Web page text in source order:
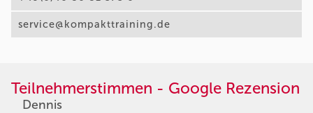
service@kompakttraining.de
Teilnehmerstimmen - Google Rezension
Dennis